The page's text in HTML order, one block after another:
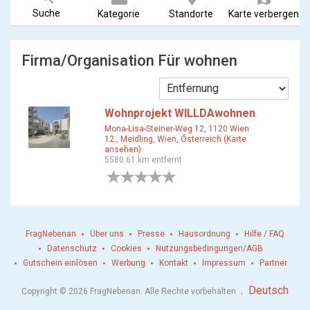
Suche Kategorie Standorte Karte verbergen
Firma/Organisation Für wohnen
Wohnprojekt WILLDAwohnen
Mona-Lisa-Steiner-Weg 12, 1120 Wien
12., Meidling, Wien, Österreich (Karte
ansehen)
5580.61 km entfernt
FragNebenan Über uns Presse Hausordnung
Hilfe / FAQ
Datenschutz
Cookies
Nutzungsbedingungen/AGB
Gutschein einlösen
Werbung Kontakt Impressum Partner
Copyright © 2026 FragNebenan. Alle Rechte vorbehalten . Deutsch